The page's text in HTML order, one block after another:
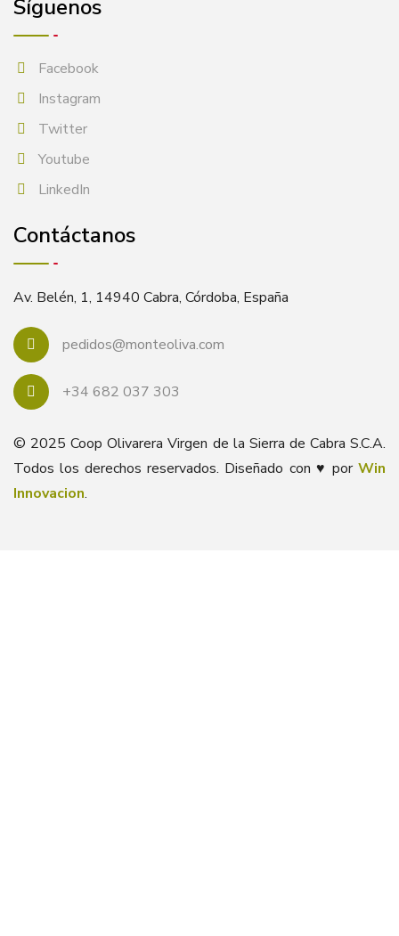
Síguenos
Facebook
Instagram
Twitter
Youtube
LinkedIn
Contáctanos
Av. Belén, 1, 14940 Cabra, Córdoba, España
pedidos@monteoliva.com
+34 682 037 303
© 2025 Coop Olivarera Virgen de la Sierra de Cabra S.C.A.
Todos los derechos reservados. Diseñado con ♥ por Win
Innovacion.